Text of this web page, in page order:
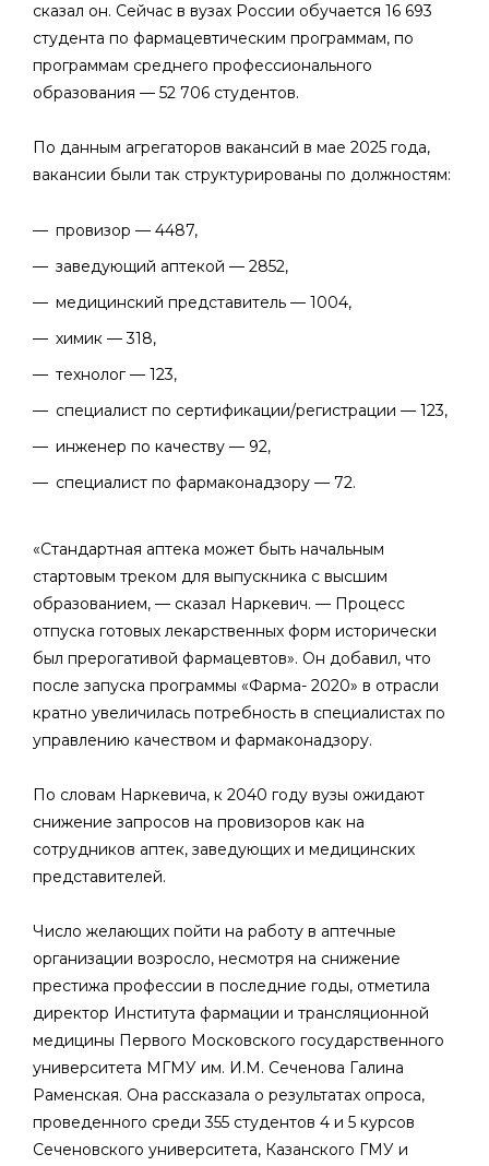
сказал он. Сейчас в вузах России обучается 16 693
студента по фармацевтическим программам, по
программам среднего профессионального
образования — 52 706 студентов.
По данным агрегаторов вакансий в мае 2025 года,
вакансии были так структурированы по должностям:
провизор — 4487,
заведующий аптекой — 2852,
медицинский представитель — 1004,
химик — 318,
технолог — 123,
специалист по сертификации/регистрации — 123,
инженер по качеству — 92,
специалист по фармаконадзору — 72.
«Стандартная аптека может быть начальным
стартовым треком для выпускника с высшим
образованием, — сказал Наркевич. — Процесс
отпуска готовых лекарственных форм исторически
был прерогативой фармацевтов». Он добавил, что
после запуска программы «Фарма- 2020» в отрасли
кратно увеличилась потребность в специалистах по
управлению качеством и фармаконадзору.
По словам Наркевича, к 2040 году вузы ожидают
снижение запросов на провизоров как на
сотрудников аптек, заведующих и медицинских
представителей.
Число желающих пойти на работу в аптечные
организации возросло, несмотря на снижение
престижа профессии в последние годы, отметила
директор Института фармации и трансляционной
медицины Первого Московского государственного
университета МГМУ им. И.М. Сеченова Галина
Раменская. Она рассказала о результатах опроса,
проведенного среди 355 студентов 4 и 5 курсов
Сеченовского университета, Казанского ГМУ и